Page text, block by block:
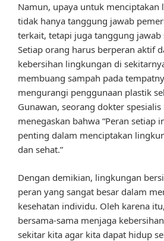
Namun, upaya untuk menciptakan
tidak hanya tanggung jawab
terkait, tetapi juga tanggung jawab
Setiap orang harus berperan aktif
kebersihan lingkungan di
membuang sampah pada
mengurangi penggunaan plastik
Gunawan, seorang dokter
menegaskan bahwa “Peran setiap
penting dalam menciptakan
dan sehat.”
Dengan demikian, lingkungan
peran yang sangat besar dalam
kesehatan individu. Oleh karena
bersama-sama menjaga
sekitar kita agar kita dapat hidup